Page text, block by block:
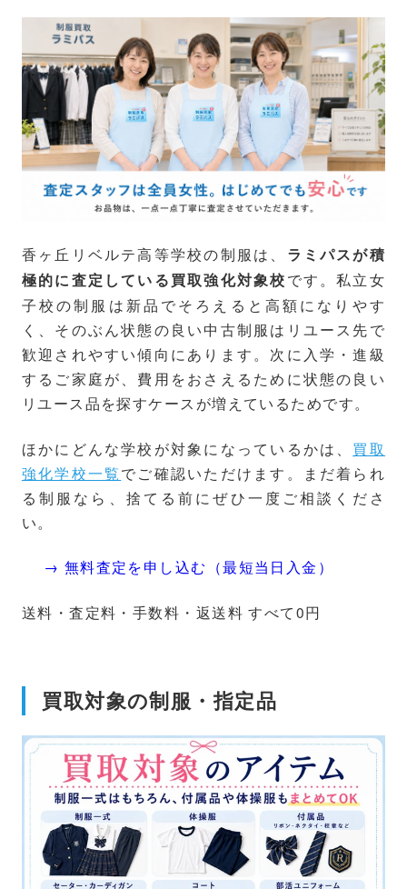
香ヶ丘リベルテ高等学校の制服は、 ラミパスが積
極的に査定している買取強化対象校です。私立女
子校の制服は新品でそろえると高額になりやす
く、そのぶん状態の良い中古制服はリユース先で
歓迎されやすい傾向にあります。次に入学・進級
するご家庭が、費用をおさえるために状態の良い
リユース品を探すケースが増えているためです。
ほかにどんな学校が対象になっているかは、 買取
強化学校一覧でご確認いただけます。まだ着られ
る制服なら、捨てる前にぜひ一度ご相談くださ
い。
→ 無料査定を申し込む（最短当日入金）
送料・査定料・手数料・返送料 すべて0円
買取対象の制服・指定品